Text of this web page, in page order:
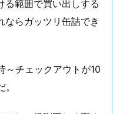
る範囲で買い出しする
ならガッツリ缶詰でき
～チェックアウトが10